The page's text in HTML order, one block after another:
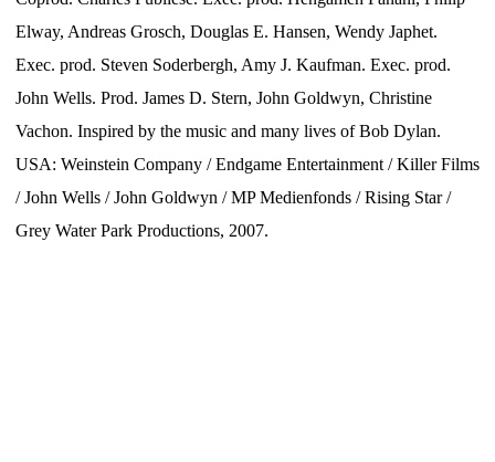
Elway, Andreas Grosch, Douglas E. Hansen, Wendy Japhet.
Exec. prod. Steven Soderbergh, Amy J. Kaufman. Exec. prod.
John Wells. Prod. James D. Stern, John Goldwyn, Christine
Vachon. Inspired by the music and many lives of Bob Dylan.
USA: Weinstein Company / Endgame Entertainment / Killer Films
/ John Wells / John Goldwyn / MP Medienfonds / Rising Star /
Grey Water Park Productions, 2007.